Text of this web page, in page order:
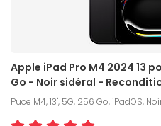
Apple iPad Pro M4 2024 13
Go - Noir sidéral -
Puce M4, 13", 5G, 256 Go, iPadOS,